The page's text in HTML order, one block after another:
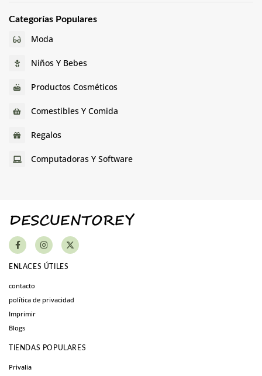
Categorías Populares
Moda
Niños Y Bebes
Productos Cosméticos
Comestibles Y Comida
Regalos
Computadoras Y Software
ENLACES ÚTILES
contacto
política de privacidad
Imprimir
Blogs
TIENDAS POPULARES
Privalia